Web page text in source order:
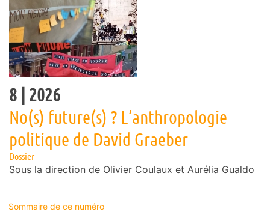
8 | 2026
No(s) future(s) ? L’anthropologie
politique de David Graeber
Dossier
Sous la direction de Olivier Coulaux et Aurélia Gualdo
Sommaire de ce numéro